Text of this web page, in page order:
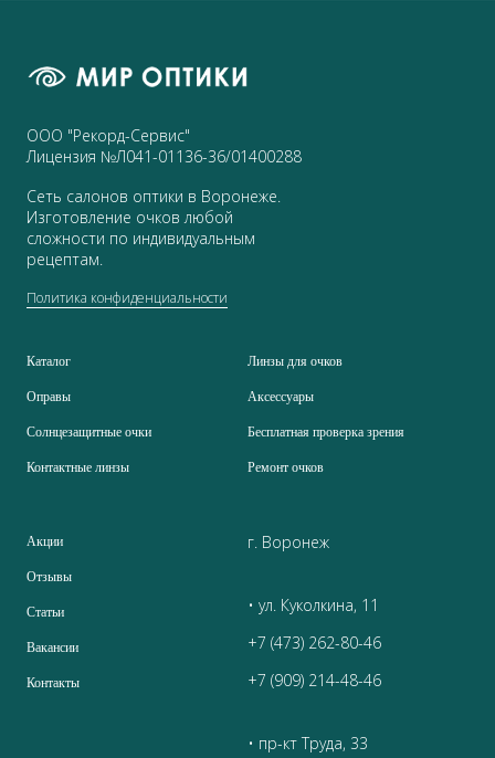
ООО "Рекорд-Сервис"
Лицензия №Л041-01136-36/01400288
Сеть салонов оптики в Воронеже.
Изготовление очков любой
сложности по индивидуальным
рецептам.
Политика конфиденциальности
Каталог
Оправы
Солнцезащитные очки
Контактные линзы
Линзы для очков
Аксессуары
Бесплатная проверка зрения
Ремонт очков
Акции
Отзывы
Статьи
Вакансии
Контакты
г. Воронеж
• ул. Куколкина, 11
+7 (473) 262-80-46
+7 (909) 214-48-46
• пр-кт Труда, 33